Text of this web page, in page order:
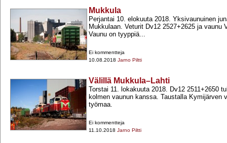
Mukkula
Perjantai 10. elokuuta 2018. Yksivaunuinen
Mukkulaan. Veturit Dv12 2527+​2625 ja vaunu
Vaunu on tyyppiä...
Ei kommentteja
10.08.2018 Jarno Piltti
Välillä Mukkula–Lahti
Torstai 11. lokakuuta 2018. Dv12 2511+​2650
kolmen vaunun kanssa. Taustalla Kymijärven
työmaa.
Ei kommentteja
11.10.2018 Jarno Piltti